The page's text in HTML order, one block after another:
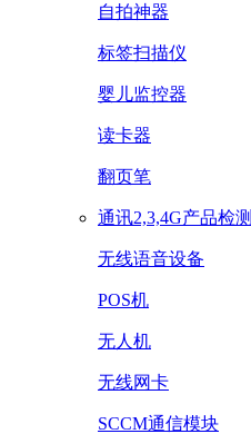
自拍神器
标签扫描仪
婴儿监控器
读卡器
翻页笔
通讯2,3,4G产品检测
无线语音设备
POS机
无人机
无线网卡
SCCM通信模块